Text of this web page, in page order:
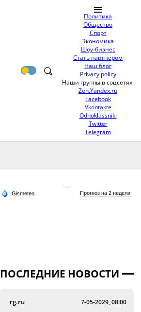
Политика
Общество
Спорт
Экономика
Шоу-бизнес
Стать партнером
Наш блог
Privacy policy
Наши группы в соцсетях:
Zen.Yandex.ru
Facebook
Vkontakte
Odnoklassniki
Twitter
Telegram
ПОСЛЕДНИЕ НОВОСТИ
rg.ru 7-05-2029, 08:00